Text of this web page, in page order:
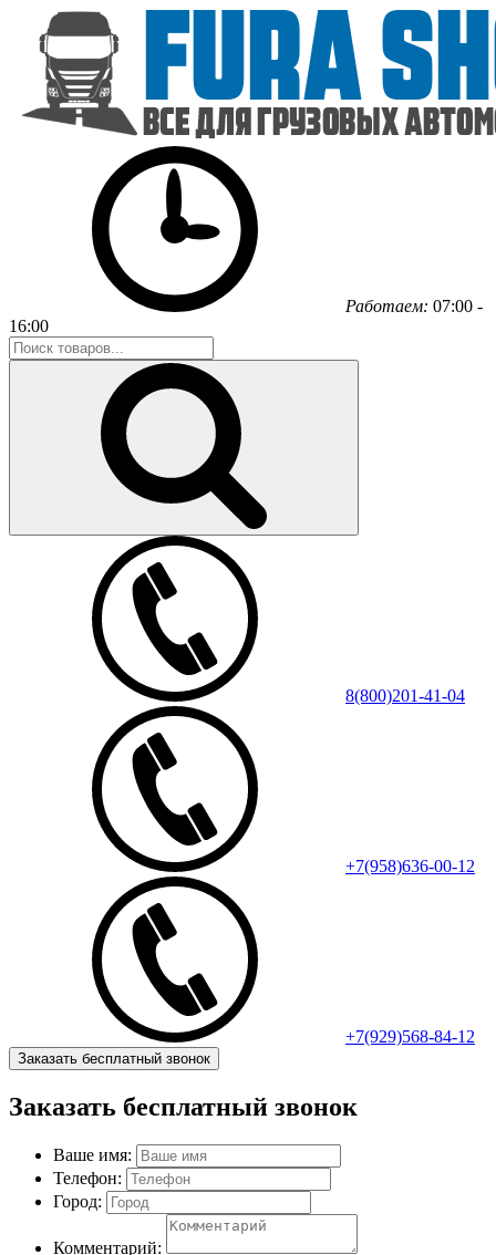
Работаем: 07:00 -
16:00
8(800)201-41-04
+7(958)636-00-12
+7(929)568-84-12
Заказать бесплатный звонок
Заказать бесплатный звонок
Ваше имя:
Телефон:
Город:
Комментарий: